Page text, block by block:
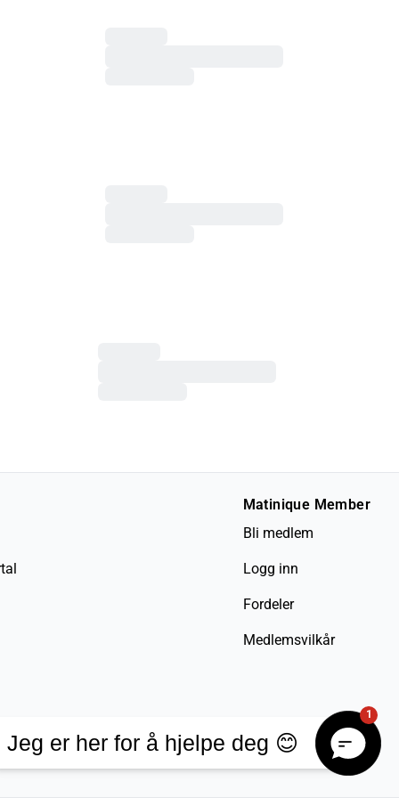
Matinique Member
Bli medlem
Logg inn
Fordeler
Medlemsvilkår
1
Jeg er her for å hjelpe deg 😊